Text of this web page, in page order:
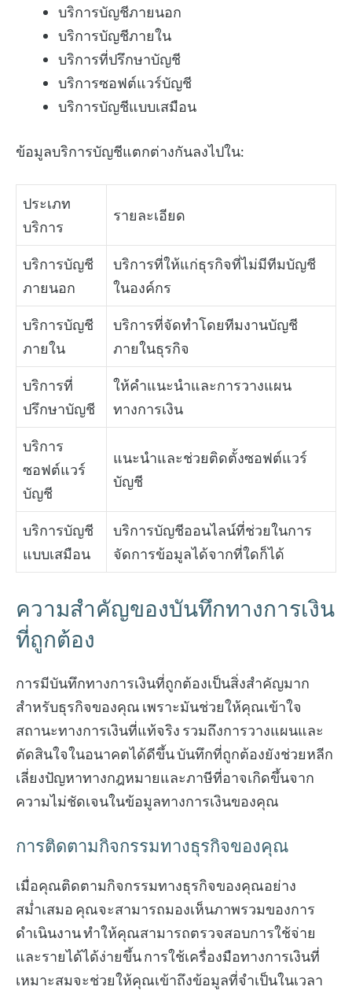
บริการบัญชีภายนอก
บริการบัญชีภายใน
บริการที่ปรึกษาบัญชี
บริการซอฟต์แวร์บัญชี
บริการบัญชีแบบเสมือน
ข้อมูลบริการบัญชีแตกต่างกันลงไปใน:
ประเภท
บริการ
รายละเอียด
บริการบัญชี
ภายนอก
บริการที่ให้แก่ธุรกิจที่ไม่มีทีมบัญชี
ในองค์กร
บริการบัญชี
ภายใน
บริการที่จัดทำโดยทีมงานบัญชี
ภายในธุรกิจ
บริการที่
ปรึกษาบัญชี
ให้คำแนะนำและการวางแผน
ทางการเงิน
บริการ
ซอฟต์แวร์
บัญชี
แนะนำและช่วยติดตั้งซอฟต์แวร์
บัญชี
บริการบัญชี
แบบเสมือน
บริการบัญชีออนไลน์ที่ช่วยในการ
จัดการข้อมูลได้จากที่ใดก็ได้
ความสำคัญของบันทึกทางการเงิน
ที่ถูกต้อง
การมีบันทึกทางการเงินที่ถูกต้องเป็นสิ่งสำคัญมาก
สำหรับธุรกิจของคุณ เพราะมันช่วยให้คุณเข้าใจ
สถานะทางการเงินที่แท้จริง รวมถึงการวางแผนและ
ตัดสินใจในอนาคตได้ดีขึ้น บันทึกที่ถูกต้องยังช่วยหลีก
เลี่ยงปัญหาทางกฎหมายและภาษีที่อาจเกิดขึ้นจาก
ความไม่ชัดเจนในข้อมูลทางการเงินของคุณ
การติดตามกิจกรรมทางธุรกิจของคุณ
เมื่อคุณติดตามกิจกรรมทางธุรกิจของคุณอย่าง
สม่ำเสมอ คุณจะสามารถมองเห็นภาพรวมของการ
ดำเนินงาน ทำให้คุณสามารถตรวจสอบการใช้จ่าย
และรายได้ได้ง่ายขึ้น การใช้เครื่องมือทางการเงินที่
เหมาะสมจะช่วยให้คุณเข้าถึงข้อมูลที่จำเป็นในเวลา